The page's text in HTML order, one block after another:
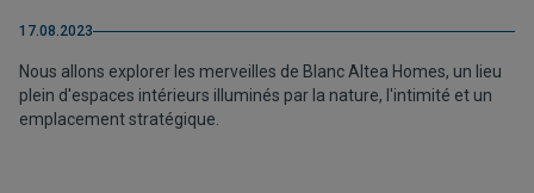
17.08.2023
Nous allons explorer les merveilles de Blanc Altea Homes, un lieu
plein d'espaces intérieurs illuminés par la nature, l'intimité et un
emplacement stratégique.